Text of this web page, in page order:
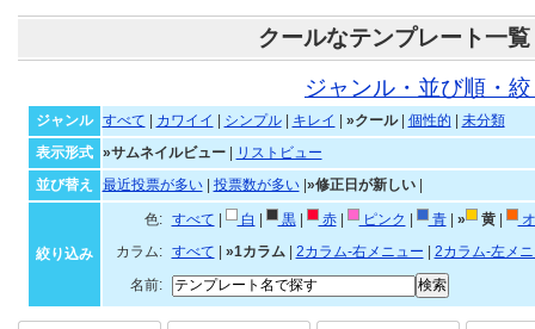
クールなテンプレート一覧
ジャンル・並び順・
ジャンル すべて カワイイ シンプル| キレイ »クール| 個性的
未分類
表示形式
»サムネイルビュー|
リストビュー
並び替え
最近投票が多い| 投票数が多い| »修正日が新しい|
絞り込み
色: すべて 白 黒| 赤| ピンク 青| » 黄|
カラム:
すべて »1カラム| 2カラム-右メニュー
2カラム-左メ
名前: